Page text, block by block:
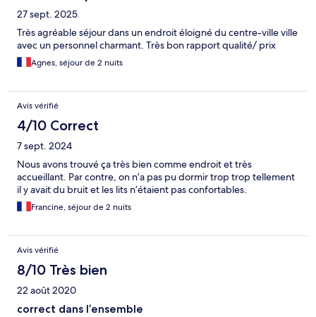
27 sept. 2025
Très agréable séjour dans un endroit éloigné du centre-ville ville
avec un personnel charmant. Très bon rapport qualité/ prix
Agnes, séjour de 2 nuits
Avis vérifié
4/10 Correct
7 sept. 2024
Nous avons trouvé ça très bien comme endroit et très
accueillant. Par contre, on n’a pas pu dormir trop trop tellement
il y avait du bruit et les lits n’étaient pas confortables.
Francine, séjour de 2 nuits
Avis vérifié
8/10 Très bien
22 août 2020
correct dans l’ensemble